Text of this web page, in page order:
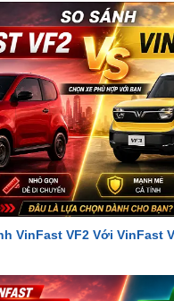
VinFast VF2 Với VinFast